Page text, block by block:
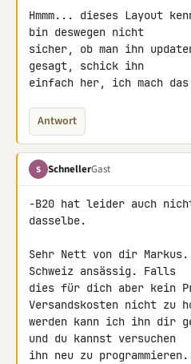
Hmmm... dieses Layout
bin deswegen nicht
sicher, ob man ihn
gesagt, schick ihn
einfach her, ich mach das
Antwort
S SchnellerGast
-B20 hat leider auch
dasselbe.
Sehr Nett von dir
Schweiz ansässig. Falls
dies für dich aber kein
Versandskosten nicht zu
werden kann ich ihn dir
und du kannst versuchen
ihn neu zu